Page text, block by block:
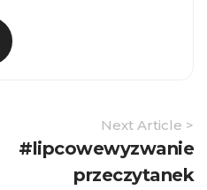
Next Article >
#lipcowewyzwanie
przeczytanek